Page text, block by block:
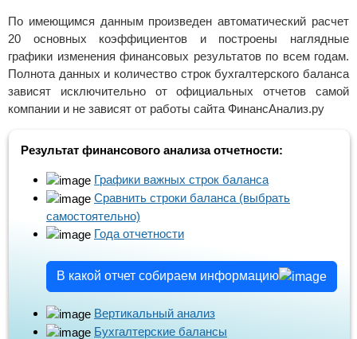
По имеющимся данным произведен автоматический расчет
20 основных коэффициентов и построены наглядные
графики изменения финансовых результатов по всем годам.
Полнота данных и количество строк бухгалтерского баланса
зависят исключительно от официальных отчетов самой
компании и не зависят от работы сайта ФинансАнализ.ру
Результат финансового анализа отчетности:
Графики важных строк баланса
Сравнить строки баланса (выбрать
самостоятельно)
Года отчетности
В какой отчет собираем информацию
Вертикальный анализ
Бухгалтерские балансы